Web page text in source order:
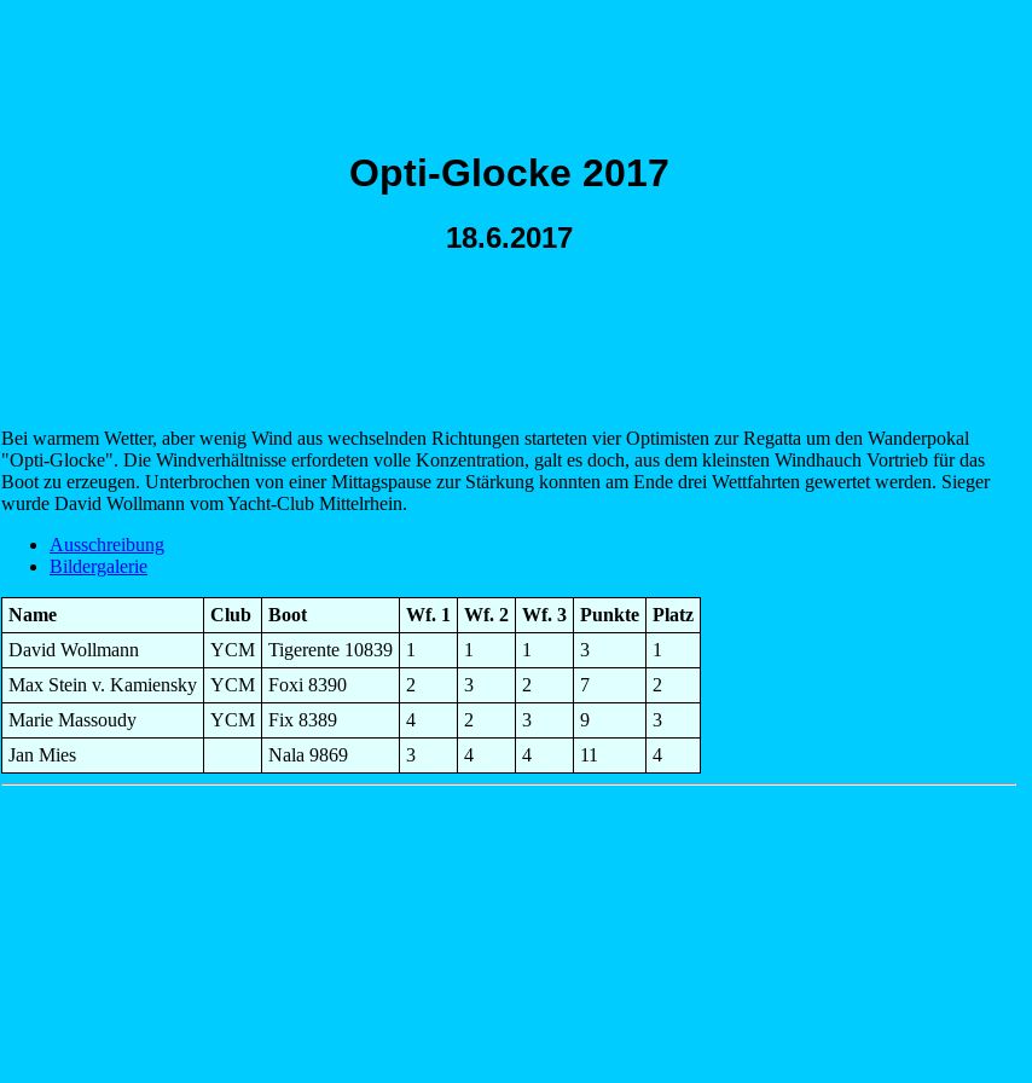
Opti-Glocke 2017
18.6.2017
Bei warmem Wetter, aber wenig Wind aus wechselnden Richtungen starteten vier Optimisten zur Regatta um den Wanderpokal
"Opti-Glocke". Die Windverhältnisse erfordeten volle Konzentration, galt es doch, aus dem kleinsten Windhauch Vortrieb für das
Boot zu erzeugen. Unterbrochen von einer Mittagspause zur Stärkung konnten am Ende drei Wettfahrten gewertet werden. Sieger
wurde David Wollmann vom Yacht-Club Mittelrhein.
Ausschreibung
Bildergalerie
Name Club Boot Wf. 1 Wf. 2 Wf. 3 Punkte
Platz
David Wollmann
YCM Tigerente 10839 1 1 1 3
1
Max Stein v. Kamiensky
YCM Foxi 8390 2 3 2 7
2
Marie Massoudy
YCM Fix 8389 4 2 3 9
3
Jan Mies
Nala 9869 3 4 4 11 4